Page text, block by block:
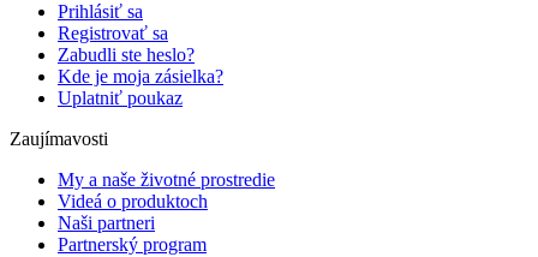
Prihlásiť sa
Registrovať sa
Zabudli ste heslo?
Kde je moja zásielka?
Uplatniť poukaz
Zaujímavosti
My a naše životné prostredie
Videá o produktoch
Naši partneri
Partnerský program